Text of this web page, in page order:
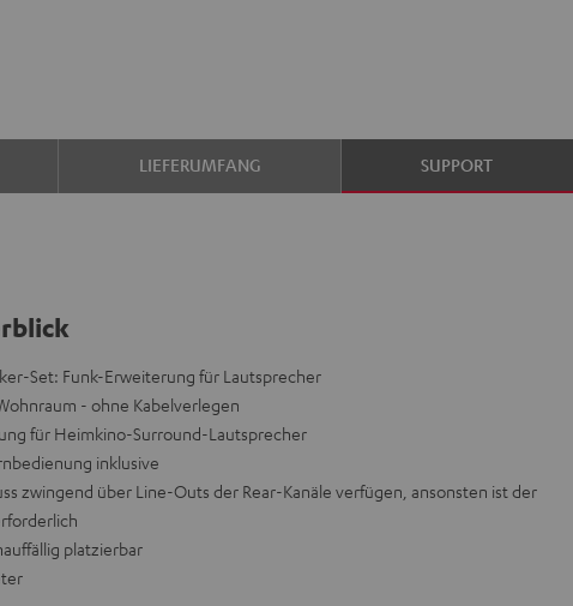
LIEFERUMFANG SUPPORT
Set: Funk-Erweiterung für Lautsprecher
- ohne Kabelverlegen
für Heimkino-Surround-Lautsprecher
inklusive
zwingend über Line-Outs der Rear-Kanäle verfügen, ansonsten ist der
platzierbar